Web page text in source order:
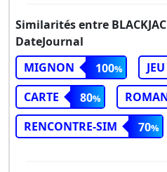
Similarités entre
DateJournal
MIGNON
100
CARTE
80
RENCONTRE-SIM
70